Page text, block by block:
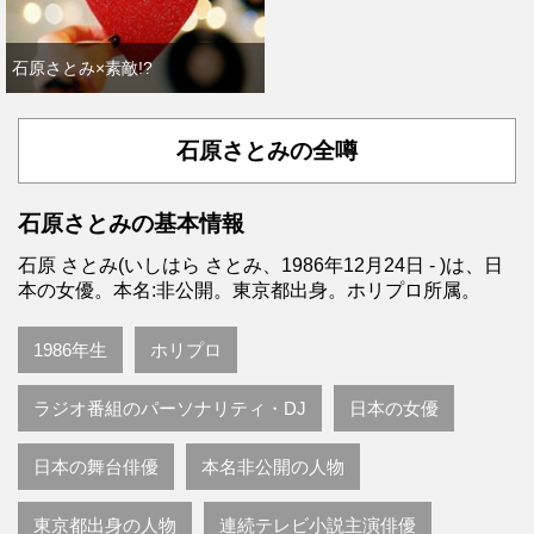
石原さとみ×素敵!?
石原さとみの全噂
石原さとみの基本情報
石原 さとみ(いしはら さとみ、1986年12月24日 - )は、日
本の女優。本名:非公開。東京都出身。ホリプロ所属。
1986年生 ホリプロ
ラジオ番組のパーソナリティ・DJ 日本の女優
日本の舞台俳優 本名非公開の人物
東京都出身の人物 連続テレビ小説主演俳優